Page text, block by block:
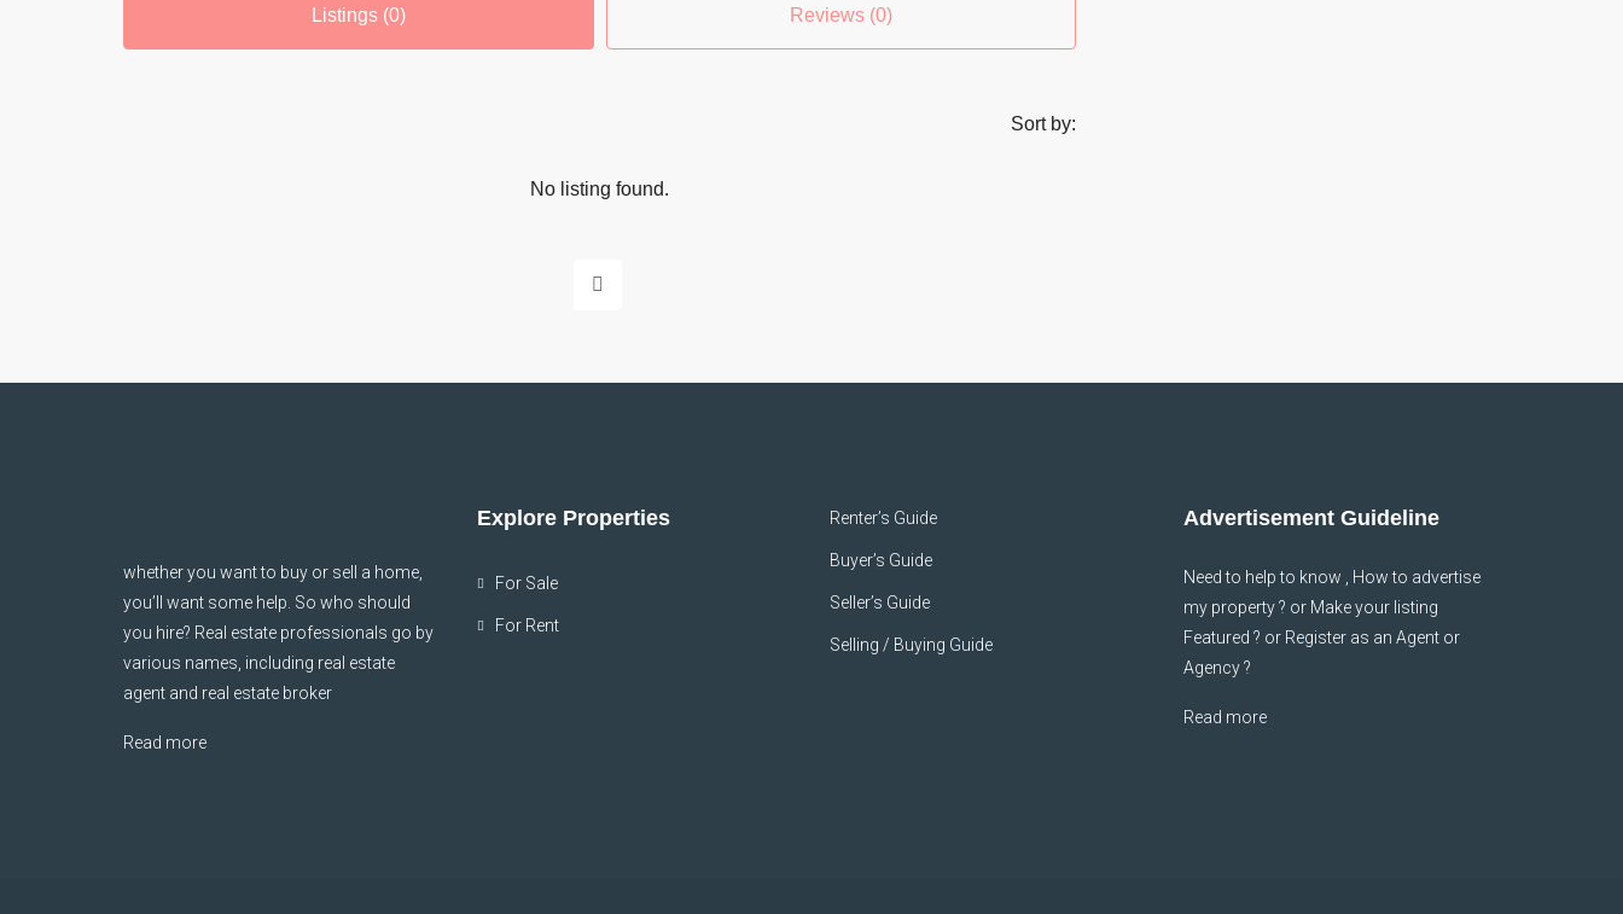
Listings (0) Reviews (0)
Sort by:
No listing found.
whether you want to buy or sell a home,
you’ll want some help. So who should
you hire? Real estate professionals go by
various names, including real estate
agent and real estate broker
Read more
Explore Properties
For Sale
For Rent
Renter’s Guide
Buyer’s Guide
Seller’s Guide
Selling / Buying Guide
Advertisement Guideline
Need to help to know , How to advertise
my property ? or Make your listing
Featured ? or Register as an Agent or
Agency ?
Read more